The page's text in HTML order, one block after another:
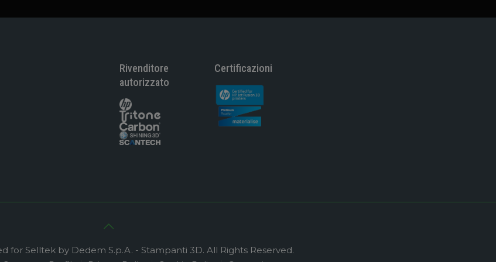
Rivenditore
autorizzato
Certificazioni
for Selltek by Dedem S.p.A. - Stampanti 3D. All Rights Reserved.